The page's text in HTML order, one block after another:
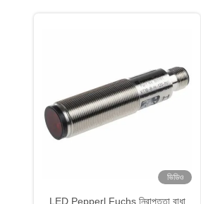
ভিডিও
LED Pepperl Fuchs নিরাপত্তা বাধা